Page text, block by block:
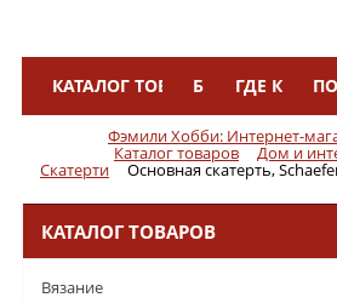
КАТАЛОГ ТОВАРОВБРЕНДЫ
ГДЕ
Фэмили Хобби: Интернет-
Каталог товаров Дом и
Скатерти Основная скатерть,
КАТАЛОГ ТОВАРОВ
Вязание